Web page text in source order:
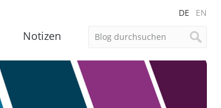
DE EN
Notizen